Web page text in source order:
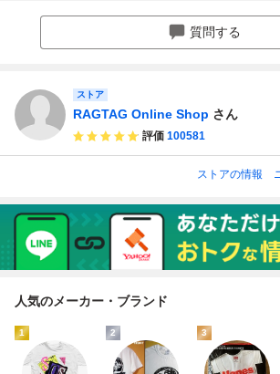
カットソー デカロ
ゴデザインTシャ
カジュアル 古
メンズ Sサイ
質問する
ストア
RAGTAG Online Shop さん
評価 100581
ストアの情報
人気のメーカー・ブランド
1 2 3